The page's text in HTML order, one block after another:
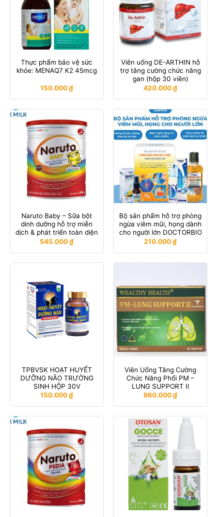
Thực phẩm bảo vệ sức
khỏe: MENAQ7 K2 45mcg
150.000₫
Viên uống DE-ARTHIN hỗ
trợ tăng cường chức năng
gan (hộp 30 viên)
420.000₫
Naruto Baby – Sữa bột
dinh dưỡng hỗ trợ miễn
dịch & phát triển toàn diện
545.000₫
Bộ sản phẩm hỗ trợ phòng
ngừa viêm mũi, họng dành
cho người lớn DOCTORBIO
210.000₫
TPBVSK HOẠT HUYẾT
DƯỠNG NÃO TRƯỜNG
SINH HỘP 30V
150.000₫
Viên Uống Tăng Cường
Chức Năng Phổi PM –
LUNG SUPPORT II
960.000₫